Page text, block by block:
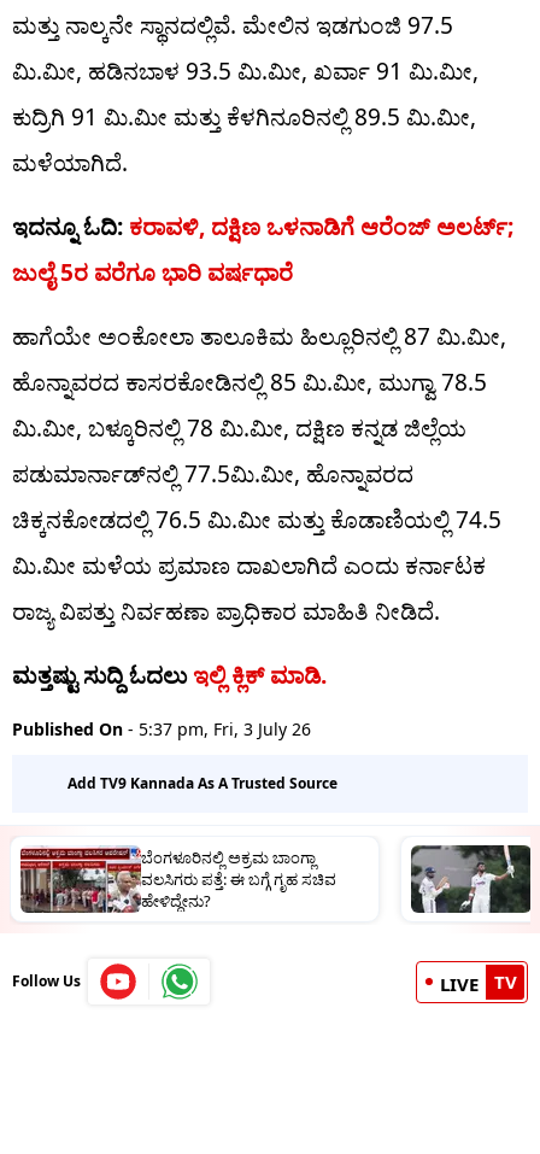
ಮತ್ತು ನಾಲ್ಕನೇ ಸ್ಥಾನದಲ್ಲಿವೆ. ಮೇಲಿನ ಇಡಗುಂಜಿ 97.5
ಮಿ.ಮೀ, ಹಡಿನಬಾಳ 93.5 ಮಿ.ಮೀ, ಖರ್ವಾ 91 ಮಿ.ಮೀ,
ಕುದ್ರಿಗಿ 91 ಮಿ.ಮೀ ಮತ್ತು ಕೆಳಗಿನೂರಿನಲ್ಲಿ 89.5 ಮಿ.ಮೀ,
ಮಳೆಯಾಗಿದೆ.
ಇದನ್ನೂ ಓದಿ: ಕರಾವಳಿ, ದಕ್ಷಿಣ ಒಳನಾಡಿಗೆ ಆರೆಂಜ್​​ ಅಲರ್ಟ್​;
ಜುಲೈ 5ರ ವರೆಗೂ ಭಾರಿ ವರ್ಷಧಾರೆ
ಹಾಗೆಯೇ ಅಂಕೋಲಾ ತಾಲೂಕಿಮ ಹಿಲ್ಲೂರಿನಲ್ಲಿ 87 ಮಿ.ಮೀ,
ಹೊನ್ನಾವರದ ಕಾಸರಕೋಡಿನಲ್ಲಿ 85 ಮಿ.ಮೀ, ಮುಗ್ವಾ 78.5
ಮಿ.ಮೀ, ಬಳ್ಕೂರಿನಲ್ಲಿ 78 ಮಿ.ಮೀ, ದಕ್ಷಿಣ ಕನ್ನಡ ಜಿಲ್ಲೆಯ
ಪಡುಮಾರ್ನಾಡ್​ನಲ್ಲಿ 77.5ಮಿ.ಮೀ, ಹೊನ್ನಾವರದ
ಚಿಕ್ಕನಕೋಡದಲ್ಲಿ 76.5 ಮಿ.ಮೀ ಮತ್ತು ಕೊಡಾಣಿಯಲ್ಲಿ 74.5
ಮಿ.ಮೀ ಮಳೆಯ ಪ್ರಮಾಣ ದಾಖಲಾಗಿದೆ ಎಂದು ಕರ್ನಾಟಕ
ರಾಜ್ಯ ವಿಪತ್ತು ನಿರ್ವಹಣಾ ಪ್ರಾಧಿಕಾರ ಮಾಹಿತಿ ನೀಡಿದೆ.
ಮತ್ತಷ್ಟು ಸುದ್ದಿ ಓದಲುಇಲ್ಲಿ ಕ್ಲಿಕ್​​ ಮಾಡಿ.
Published On - 5:37 pm, Fri, 3 July 26
Add TV9 Kannada As A Trusted Source
ಬೆಂಗಳೂರಿನಲ್ಲಿ ಅಕ್ರಮ ಬಾಂಗ್ಲಾ
ವಲಸಿಗರು ಪತ್ತೆ: ಈ ಬಗ್ಗೆ ಗೃಹ ಸಚಿವ
ಹೇಳಿದ್ದೇನು?
Follow Us LIVE TV